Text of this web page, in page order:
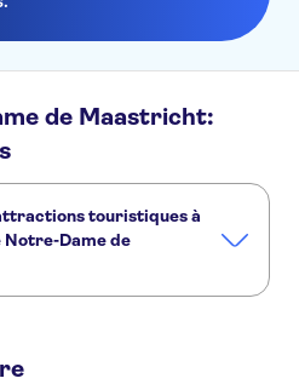
de Maastricht:
touristiques à
Dame de
de Neercanne